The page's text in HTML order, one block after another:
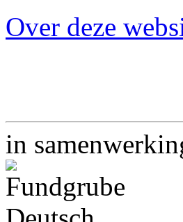
Over deze
in